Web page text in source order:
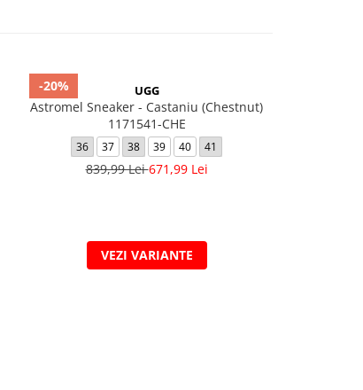
-20% UGG
Astromel Sneaker - Castaniu (Chestnut)
1171541-CHE
36 37 38 39 40 41
839,99 Lei671,99 Lei
VEZI VARIANTE